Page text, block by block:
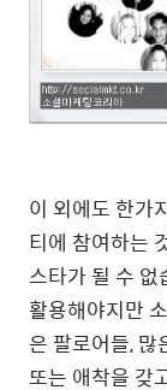
이 외에도 한가
티에 참여하는
스타가 될 수
활용해야지만
은 팔로어들, 많
또는 애착을 갖